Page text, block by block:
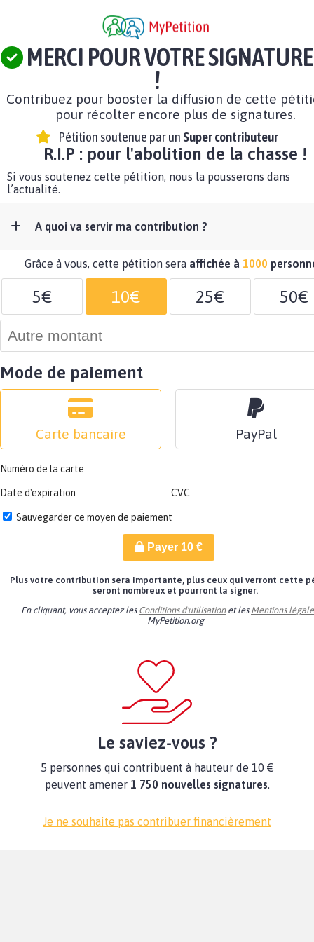
MERCI POUR VOTRE SIGNATURE
!
Contribuez pour booster la diffusion de cette
pour récolter encore plus de signatures.
Pétition soutenue par un Super contributeur
R.I.P : pour l'abolition de la chasse !
Si vous soutenez cette pétition, nous la pousserons dans
l’actualité.
A quoi va servir ma contribution ?
Grâce à vous, cette pétition sera affichée à 1000
5€ 10€ 25€ 50€
Mode de paiement
Carte bancaire PayPal
Numéro de la carte
Date d'expiration CVC
Sauvegarder ce moyen de paiement
Payer 10€
Plus votre contribution sera importante, plus ceux qui verront cette
seront nombreux et pourront la signer.
En cliquant, vous acceptez les Conditions d'utilisationet les Mentions
MyPetition.org
Le saviez-vous ?
5 personnes qui contribuent à hauteur de 10 €
peuvent amener 1 750 nouvelles signatures.
Je ne souhaite pas contribuer financièrement